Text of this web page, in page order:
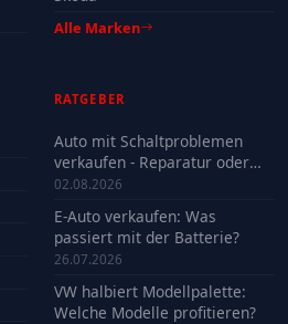
Alle Marken
RATGEBER
Auto mit Schaltproblemen
verkaufen - Reparatur oder
Verkauf?
02.08.2026
E-Auto verkaufen: Was
passiert mit der Batterie?
26.07.2026
VW halbiert Modellpalette:
Welche Modelle profitieren?